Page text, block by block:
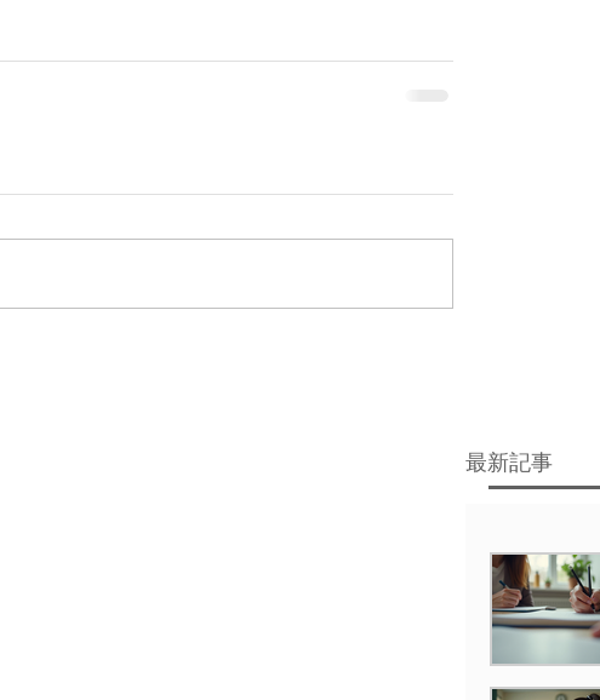
最新記事